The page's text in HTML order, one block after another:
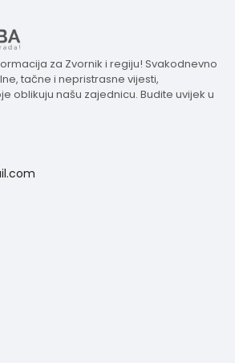
za Zvornik i regiju! Svakodnevno
tačne i nepristrasne vijesti,
oblikuju našu zajednicu. Budite uvijek u